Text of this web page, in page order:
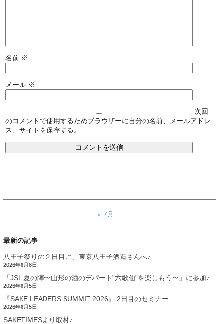
名前 ※
メール ※
次回
のコメントで使用するためブラウザーに自分の名前、メールアドレ
ス、サイトを保存する。
« 7月
最新の記事
八王子祭りの２日目に、東京八王子酒造さんへ♪
2026年8月8日
「JSL 夏の陣〜山形の酒のデパート”六歌仙”を楽しもう〜」に参加♪
2026年8月5日
『SAKE LEADERS SUMMIT 2026』 2日目のセミナー
2026年8月5日
SAKETIMESより取材♪